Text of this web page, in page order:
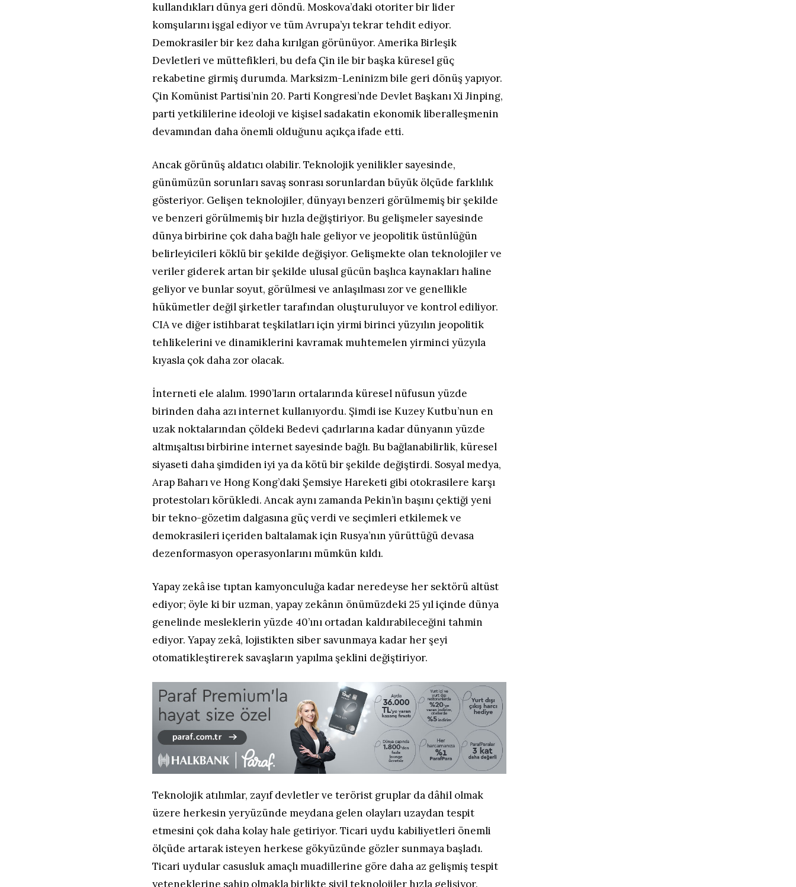
kullandıkları dünya geri döndü. Moskova’daki otoriter bir lider
komşularını işgal ediyor ve tüm Avrupa’yı tekrar tehdit ediyor.
Demokrasiler bir kez daha kırılgan görünüyor. Amerika Birleşik
Devletleri ve müttefikleri, bu defa Çin ile bir başka küresel güç
rekabetine girmiş durumda. Marksizm-Leninizm bile geri dönüş yapıyor.
Çin Komünist Partisi’nin 20. Parti Kongresi’nde Devlet Başkanı Xi Jinping,
parti yetkililerine ideoloji ve kişisel sadakatin ekonomik liberalleşmenin
devamından daha önemli olduğunu açıkça ifade etti.
Ancak görünüş aldatıcı olabilir. Teknolojik yenilikler sayesinde,
günümüzün sorunları savaş sonrası sorunlardan büyük ölçüde farklılık
gösteriyor. Gelişen teknolojiler, dünyayı benzeri görülmemiş bir şekilde
ve benzeri görülmemiş bir hızla değiştiriyor. Bu gelişmeler sayesinde
dünya birbirine çok daha bağlı hale geliyor ve jeopolitik üstünlüğün
belirleyicileri köklü bir şekilde değişiyor. Gelişmekte olan teknolojiler ve
veriler giderek artan bir şekilde ulusal gücün başlıca kaynakları haline
geliyor ve bunlar soyut, görülmesi ve anlaşılması zor ve genellikle
hükümetler değil şirketler tarafından oluşturuluyor ve kontrol ediliyor.
CIA ve diğer istihbarat teşkilatları için yirmi birinci yüzyılın jeopolitik
tehlikelerini ve dinamiklerini kavramak muhtemelen yirminci yüzyıla
kıyasla çok daha zor olacak.
İnterneti ele alalım. 1990’ların ortalarında küresel nüfusun yüzde
birinden daha azı internet kullanıyordu. Şimdi ise Kuzey Kutbu’nun en
uzak noktalarından çöldeki Bedevi çadırlarına kadar dünyanın yüzde
altmışaltısı birbirine internet sayesinde bağlı. Bu bağlanabilirlik, küresel
siyaseti daha şimdiden iyi ya da kötü bir şekilde değiştirdi. Sosyal medya,
Arap Baharı ve Hong Kong’daki Şemsiye Hareketi gibi otokrasilere karşı
protestoları körükledi. Ancak aynı zamanda Pekin’in başını çektiği yeni
bir tekno-gözetim dalgasına güç verdi ve seçimleri etkilemek ve
demokrasileri içeriden baltalamak için Rusya’nın yürüttüğü devasa
dezenformasyon operasyonlarını mümkün kıldı.
Yapay zekâ ise tıptan kamyonculuğa kadar neredeyse her sektörü altüst
ediyor; öyle ki bir uzman, yapay zekânın önümüzdeki 25 yıl içinde dünya
genelinde mesleklerin yüzde 40’ını ortadan kaldırabileceğini tahmin
ediyor. Yapay zekâ, lojistikten siber savunmaya kadar her şeyi
otomatikleştirerek savaşların yapılma şeklini değiştiriyor.
Teknolojik atılımlar, zayıf devletler ve terörist gruplar da dâhil olmak
üzere herkesin yeryüzünde meydana gelen olayları uzaydan tespit
etmesini çok daha kolay hale getiriyor. Ticari uydu kabiliyetleri önemli
ölçüde artarak isteyen herkese gökyüzünde gözler sunmaya başladı.
Ticari uydular casusluk amaçlı muadillerine göre daha az gelişmiş tespit
yeteneklerine sahip olmakla birlikte sivil teknolojiler hızla gelişiyor.